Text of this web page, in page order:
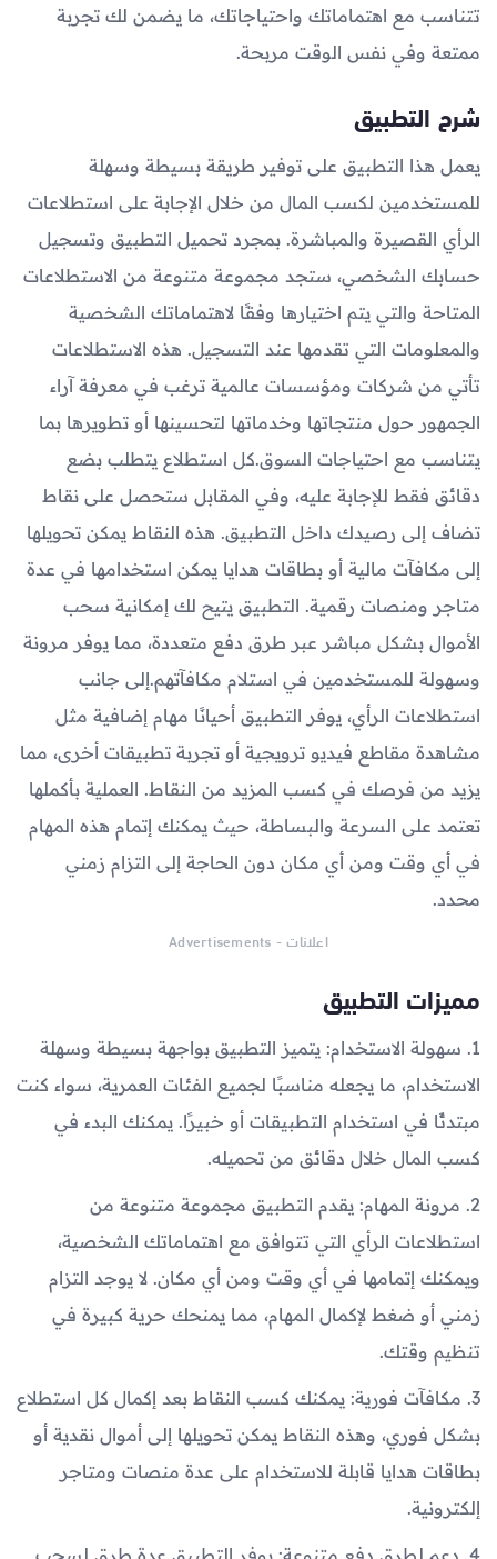
تتناسب مع اهتماماتك واحتياجاتك، ما يضمن لك تجربة
ممتعة وفي نفس الوقت مربحة.
شرح التطبيق
يعمل هذا التطبيق على توفير طريقة بسيطة وسهلة
للمستخدمين لكسب المال من خلال الإجابة على استطلاعات
الرأي القصيرة والمباشرة. بمجرد تحميل التطبيق وتسجيل
حسابك الشخصي، ستجد مجموعة متنوعة من الاستطلاعات
المتاحة والتي يتم اختيارها وفقًا لاهتماماتك الشخصية
والمعلومات التي تقدمها عند التسجيل. هذه الاستطلاعات
تأتي من شركات ومؤسسات عالمية ترغب في معرفة آراء
الجمهور حول منتجاتها وخدماتها لتحسينها أو تطويرها بما
يتناسب مع احتياجات السوق.كل استطلاع يتطلب بضع
دقائق فقط للإجابة عليه، وفي المقابل ستحصل على نقاط
تضاف إلى رصيدك داخل التطبيق. هذه النقاط يمكن تحويلها
إلى مكافآت مالية أو بطاقات هدايا يمكن استخدامها في عدة
متاجر ومنصات رقمية. التطبيق يتيح لك إمكانية سحب
الأموال بشكل مباشر عبر طرق دفع متعددة، مما يوفر مرونة
وسهولة للمستخدمين في استلام مكافآتهم.إلى جانب
استطلاعات الرأي، يوفر التطبيق أحيانًا مهام إضافية مثل
مشاهدة مقاطع فيديو ترويجية أو تجربة تطبيقات أخرى، مما
يزيد من فرصك في كسب المزيد من النقاط. العملية بأكملها
تعتمد على السرعة والبساطة، حيث يمكنك إتمام هذه المهام
في أي وقت ومن أي مكان دون الحاجة إلى التزام زمني
محدد.
اعلانات - Advertisements
مميزات التطبيق
1. سهولة الاستخدام: يتميز التطبيق بواجهة بسيطة وسهلة
الاستخدام، ما يجعله مناسبًا لجميع الفئات العمرية، سواء كنت
مبتدئًا في استخدام التطبيقات أو خبيرًا. يمكنك البدء في
كسب المال خلال دقائق من تحميله.
2. مرونة المهام: يقدم التطبيق مجموعة متنوعة من
استطلاعات الرأي التي تتوافق مع اهتماماتك الشخصية،
ويمكنك إتمامها في أي وقت ومن أي مكان. لا يوجد التزام
زمني أو ضغط لإكمال المهام، مما يمنحك حرية كبيرة في
تنظيم وقتك.
3. مكافآت فورية: يمكنك كسب النقاط بعد إكمال كل استطلاع
بشكل فوري، وهذه النقاط يمكن تحويلها إلى أموال نقدية أو
بطاقات هدايا قابلة للاستخدام على عدة منصات ومتاجر
إلكترونية.
4. دعم لطرق دفع متنوعة: يوفر التطبيق عدة طرق لسحب